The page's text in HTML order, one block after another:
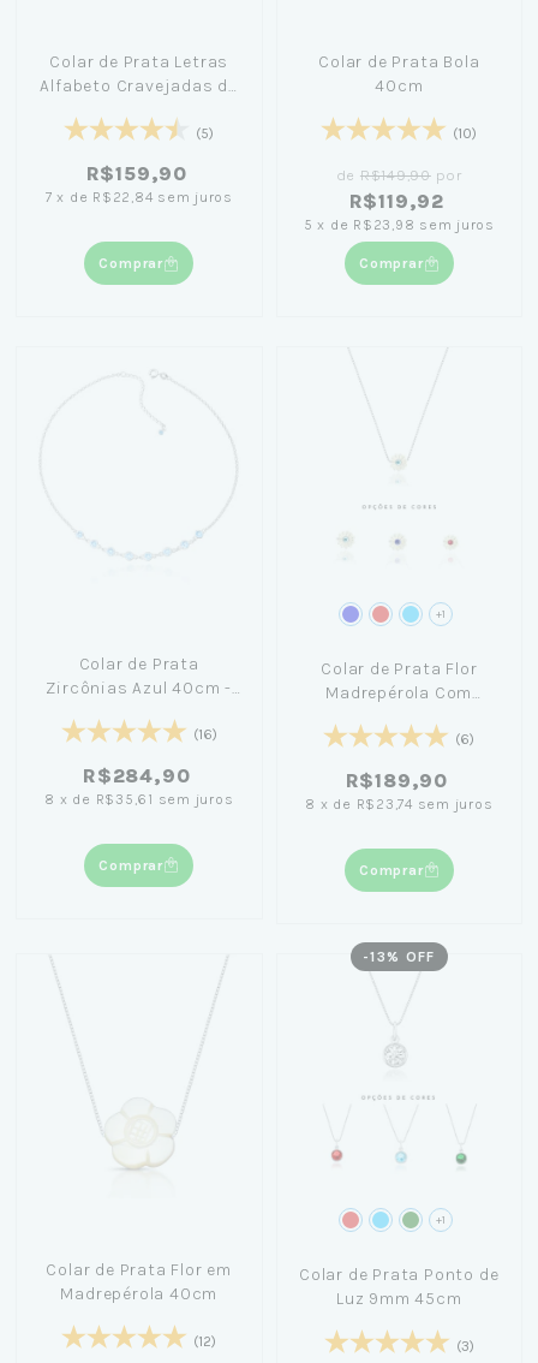
Colar de Prata Letras
Alfabeto Cravejadas de
(5)
R$159,90
7 x de R$22,84 sem juros
Comprar
Colar de Prata Bola
40cm
(10)
de R$149,90por
R$119,92
5 x de R$23,98 sem juros
Comprar
Colar de Prata
Zircônias Azul 40cm -
(16)
R$284,90
8 x de R$35,61 sem juros
Comprar
+1
Colar de Prata Flor
Madrepérola Com
(6)
R$189,90
8 x de R$23,74 sem juros
Comprar
Colar de Prata Flor em
Madrepérola 40cm
(12)
-13 % OFF
+1
Colar de Prata Ponto de
Luz 9mm 45cm
(3)